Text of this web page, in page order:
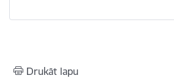
Drukāt lapu